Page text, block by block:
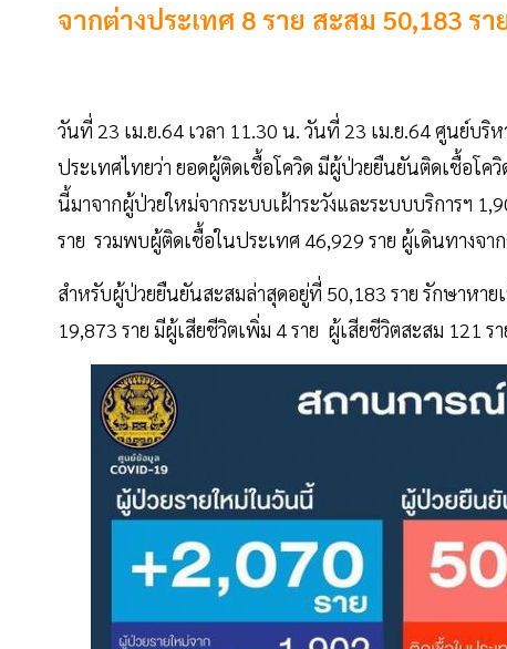
จากต่างประเทศ 8 ราย สะสม 50,183 ร
วันที่ 23 เม.ย.64 เวลา 11.30 น. วันที่ 23 เม.ย.64 ศูนย์บ
ประเทศไทยว่า ยอดผู้ติดเชื้อโควิด มีผู้ป่วยยืนยันติดเชื้อโค
นี้มาจากผู้ป่วยใหม่จากระบบเฝ้าระวังและระบบบริการฯ
ราย รวมพบผู้ติดเชื้อในประเทศ 46,929 ราย ผู้เดินทางจ
สำหรับผู้ป่วยยืนยันสะสมล่าสุดอยู่ที่ 50,183 ราย รักษาหา
19,873 ราย มีผู้เสียชีวิตเพิ่ม 4 ราย ผู้เสียชีวิตสะสม 121 รา